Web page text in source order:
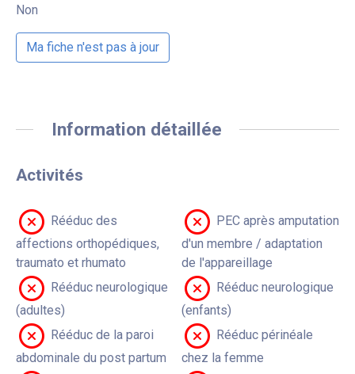
Non
Ma fiche n'est pas à jour
Information détaillée
Activités
Rééduc des
affections orthopédiques,
traumato et rhumato
PEC après amputation
d'un membre / adaptation
de l'appareillage
Rééduc neurologique
(adultes)
Rééduc neurologique
(enfants)
Rééduc de la paroi
abdominale du post partum
Rééduc périnéale
chez la femme